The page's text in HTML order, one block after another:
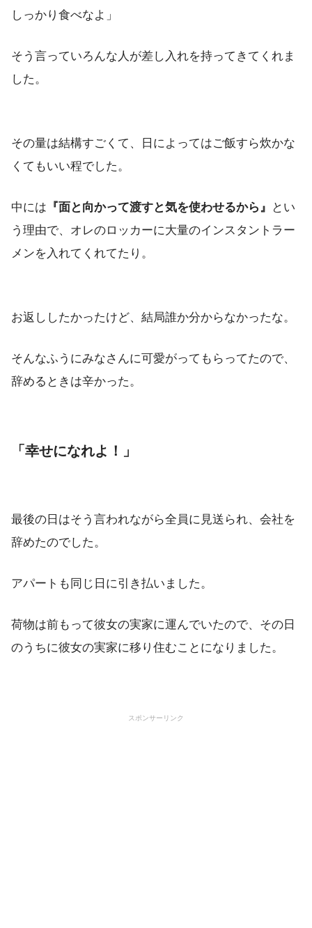
しっかり食べなよ」
そう言っていろんな人が差し入れを持ってきてくれま
した。
その量は結構すごくて、日によってはご飯すら炊かな
くてもいい程でした。
中には 『面と向かって渡すと気を使わせるから』 とい
う理由で、オレのロッカーに大量のインスタントラー
メンを入れてくれてたり。
お返ししたかったけど、結局誰か分からなかったな。
そんなふうにみなさんに可愛がってもらってたので、
辞めるときは辛かった。
「幸せになれよ！」
最後の日はそう言われながら全員に見送られ、会社を
辞めたのでした。
アパートも同じ日に引き払いました。
荷物は前もって彼女の実家に運んでいたので、その日
のうちに彼女の実家に移り住むことになりました。
スポンサーリンク